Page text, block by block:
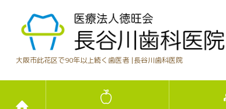
大阪市此花区で90年以上続く歯医者 |長谷川歯科医院